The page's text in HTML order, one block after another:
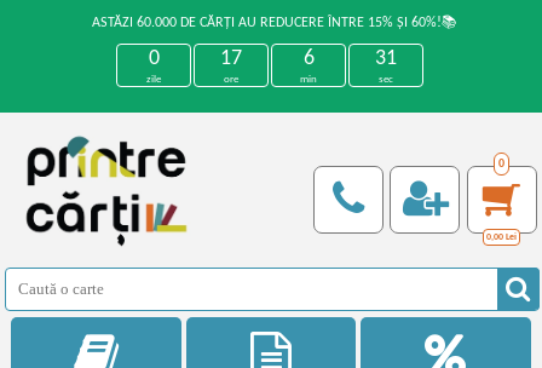
ASTĂZI 60.000 DE CĂRȚI AU REDUCERE ÎNTRE 15% ȘI 60%!📚
0
zile
17
ore
6
min
30
sec
0
0,00 Lei